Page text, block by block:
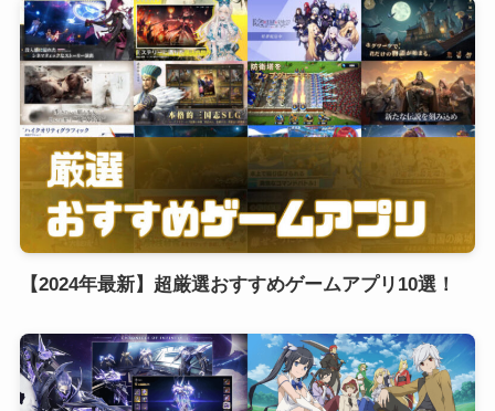
【2024年最新】超厳選おすすめゲームアプリ10選！